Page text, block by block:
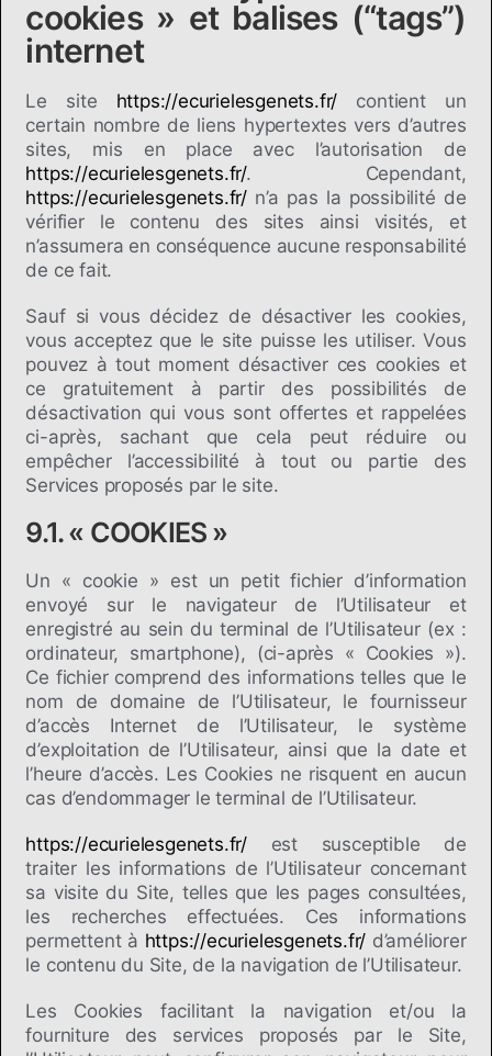
cookies » et balises (“tags”)
internet
Le site https://ecurielesgenets.fr/ contient un
certain nombre de liens hypertextes vers d’autres
sites, mis en place avec l’autorisation de
https://ecurielesgenets.fr/. Cependant,
https://ecurielesgenets.fr/ n’a pas la possibilité de
vérifier le contenu des sites ainsi visités, et
n’assumera en conséquence aucune responsabilité
de ce fait.
Sauf si vous décidez de désactiver les cookies,
vous acceptez que le site puisse les utiliser. Vous
pouvez à tout moment désactiver ces cookies et
ce gratuitement à partir des possibilités de
désactivation qui vous sont offertes et rappelées
ci-après, sachant que cela peut réduire ou
empêcher l’accessibilité à tout ou partie des
Services proposés par le site.
9.1. « COOKIES »
Un « cookie » est un petit fichier d’information
envoyé sur le navigateur de l’Utilisateur et
enregistré au sein du terminal de l’Utilisateur (ex :
ordinateur, smartphone), (ci-après « Cookies »).
Ce fichier comprend des informations telles que le
nom de domaine de l’Utilisateur, le fournisseur
d’accès Internet de l’Utilisateur, le système
d’exploitation de l’Utilisateur, ainsi que la date et
l’heure d’accès. Les Cookies ne risquent en aucun
cas d’endommager le terminal de l’Utilisateur.
https://ecurielesgenets.fr/ est susceptible de
traiter les informations de l’Utilisateur concernant
sa visite du Site, telles que les pages consultées,
les recherches effectuées. Ces informations
permettent à https://ecurielesgenets.fr/ d’améliorer
le contenu du Site, de la navigation de l’Utilisateur.
Les Cookies facilitant la navigation et/ou la
fourniture des services proposés par le Site,